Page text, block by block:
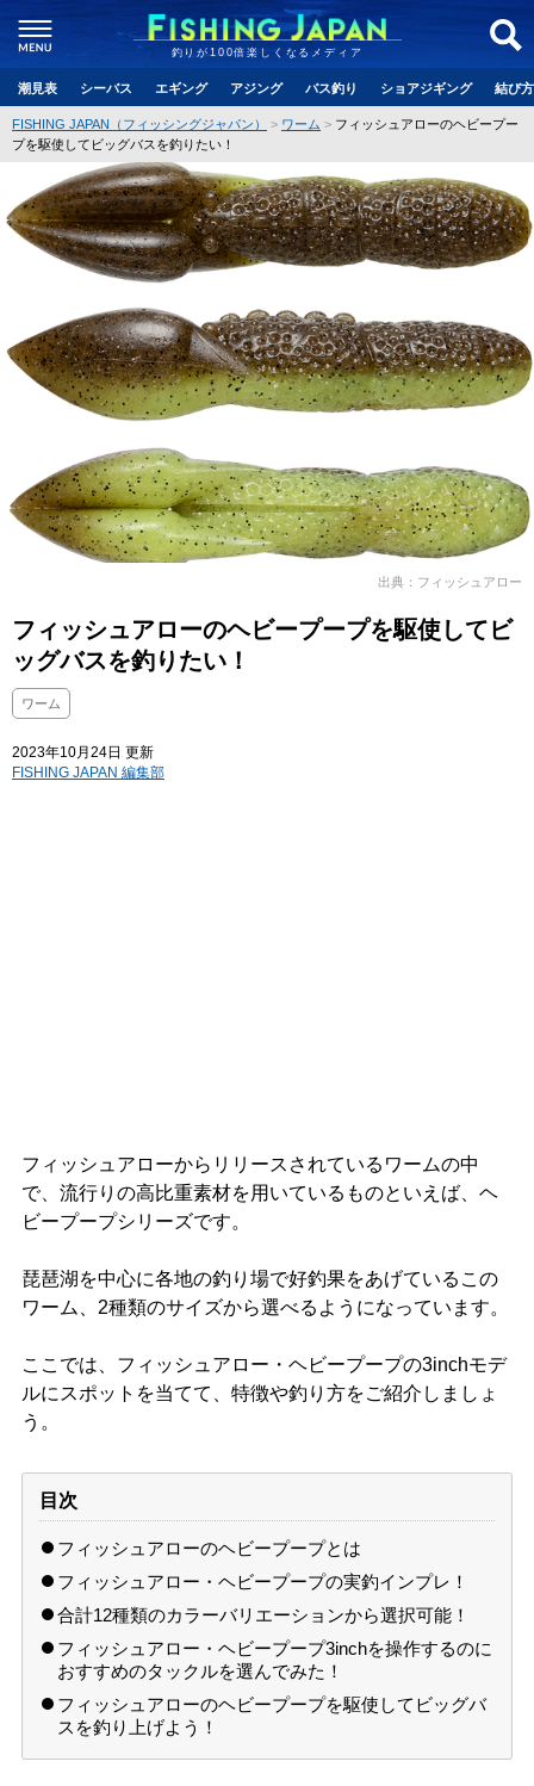
釣りが100倍楽しくなるメディア
潮見表 シーバス エギング アジング バス釣り ショアジギング 結び
FISHING JAPAN（フィッシングジャパン） ワーム
フィッシュアローのヘビープー
プを駆使してビッグバスを釣りたい！
出典：フィッシュアロー
フィッシュアローのヘビープープを駆使してビ
ッグバスを釣りたい！
ワーム
2023年10月24日 更新
FISHING JAPAN 編集部
フィッシュアローからリリースされているワームの中
で、流行りの高比重素材を用いているものといえば、ヘ
ビープープシリーズです。
琵琶湖を中心に各地の釣り場で好釣果をあげているこの
ワーム、2種類のサイズから選べるようになっています。
ここでは、フィッシュアロー・ヘビープープの3inchモデ
ルにスポットを当てて、特徴や釣り方をご紹介しましょ
う。
目次
フィッシュアローのヘビープープとは
フィッシュアロー・ヘビープープの実釣インプレ！
合計12種類のカラーバリエーションから選択可能！
フィッシュアロー・ヘビープープ3inchを操作するのに
おすすめのタックルを選んでみた！
フィッシュアローのヘビープープを駆使してビッグバ
スを釣り上げよう！